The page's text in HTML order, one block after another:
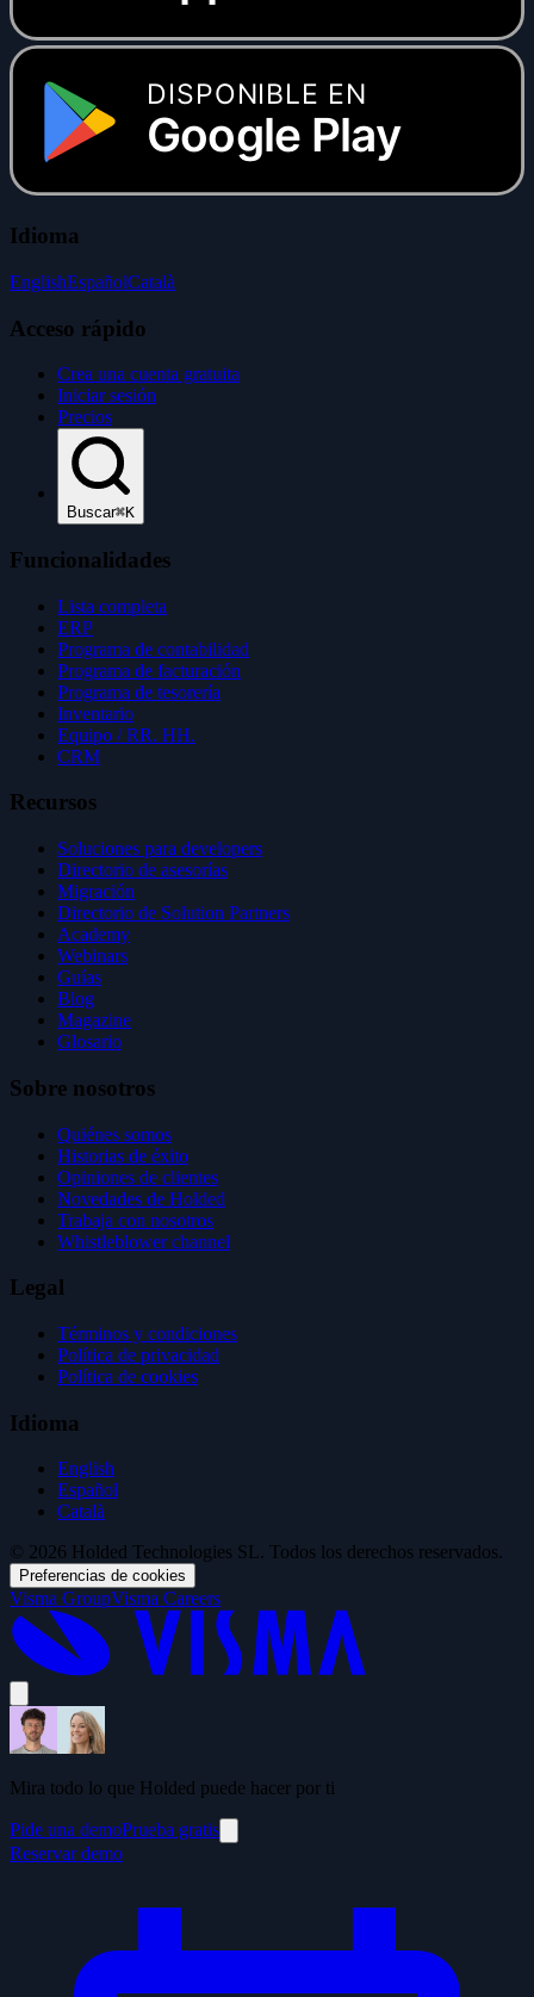
DISPONIBLE EN
Google Play
Idioma
EnglishEspañolCatalà
Acceso rápido
Crea una cuenta gratuita
Iniciar sesión
Precios
Buscar⌘K
Funcionalidades
Lista completa
ERP
Programa de contabilidad
Programa de facturación
Programa de tesorería
Inventario
Equipo / RR. HH.
CRM
Recursos
Soluciones para developers
Directorio de asesorías
Migración
Directorio de Solution Partners
Academy
Webinars
Guías
Blog
Magazine
Glosario
Sobre nosotros
Quiénes somos
Historias de éxito
Opiniones de clientes
Novedades de Holded
Trabaja con nosotros
Whistleblower channel
Legal
Términos y condiciones
Política de privacidad
Política de cookies
Idioma
English
Español
Català
© 2026 Holded Technologies SL. Todos los derechos reservados.
Preferencias de cookies
Visma GroupVisma Careers
Mira todo lo que Holded puede hacer por ti
Pide una demoPrueba gratis
Reservar demo